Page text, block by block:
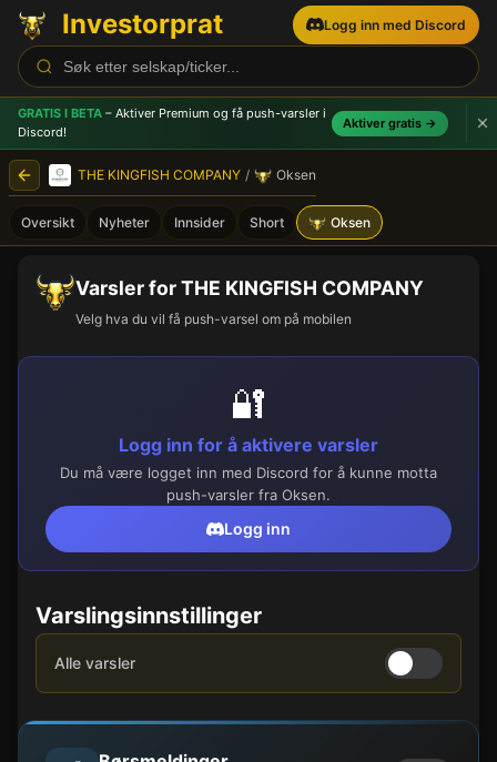
Investorprat Logg inn med Discord
GRATIS I BETA – Aktiver Premium og få push-varsler i
Discord!
Aktiver gratis →
THE KINGFISH COMPANY / Oksen
Oversikt Nyheter Innsider Short Oksen
Varsler for THE KINGFISH COMPANY
Velg hva du vil få push-varsel om på mobilen
🔐
Logg inn for å aktivere varsler
Du må være logget inn med Discord for å kunne motta
push-varsler fra Oksen.
Logg inn
Varslingsinnstillinger
Alle varsler